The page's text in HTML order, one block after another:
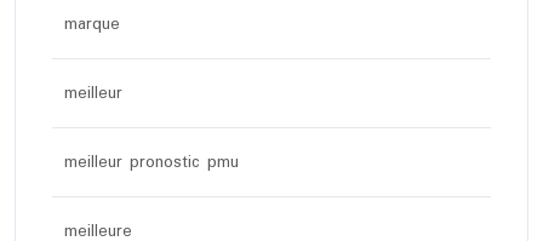
marque
meilleur
meilleur pronostic pmu
meilleure